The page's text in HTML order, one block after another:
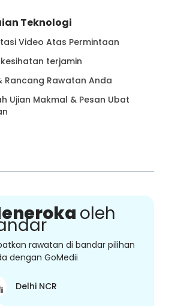
Teknologi
Video Atas Permintaan
terjamin
Rancang Rawatan Anda
Ujian Makmal & Pesan Ubat
oleh
rawatan di bandar pilihan
dengan GoMedii
Delhi NCR